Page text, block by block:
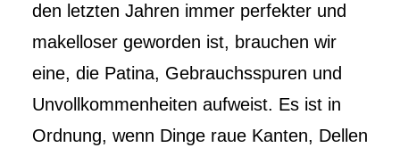
den letzten Jahren immer perfekter und
makelloser geworden ist, brauchen wir
eine, die Patina, Gebrauchsspuren und
Unvollkommenheiten aufweist. Es ist in
Ordnung, wenn Dinge raue Kanten, Dellen